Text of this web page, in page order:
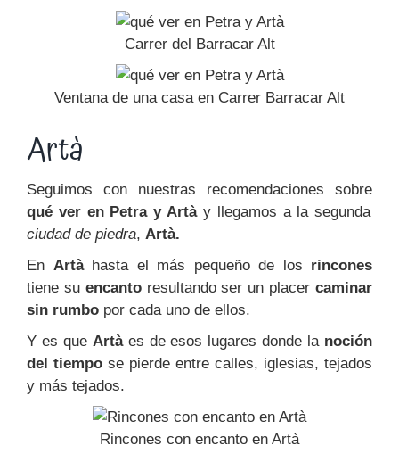
Carrer del Barracar Alt
Ventana de una casa en Carrer Barracar Alt
Artà
Seguimos con nuestras recomendaciones sobre
qué ver en Petra y Artày llegamos a la segunda
ciudad de piedra, Artà.
En Artà hasta el más pequeño de los rincones
tiene su encantoresultando ser un placercaminar
sin rumbo por cada uno de ellos.
Y es que Artàes de esos lugares donde la noción
del tiempo se pierde entre calles, iglesias, tejados
y más tejados.
Rincones con encanto en Artà